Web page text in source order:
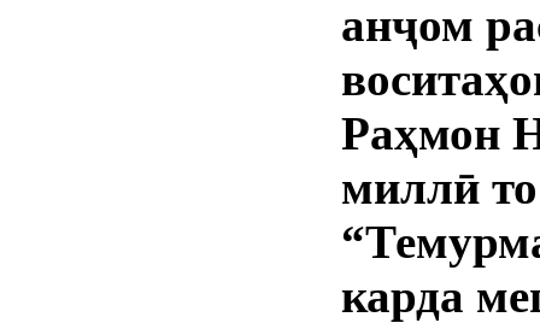
анҷом
Раҳмон
миллӣ
карда